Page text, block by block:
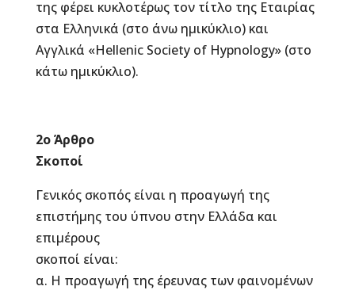
της φέρει κυκλοτέρως τον τίτλο της Εταιρίας
στα Ελληνικά (στο άνω ημικύκλιο) και
Αγγλικά «Hellenic Society of Hypnology» (στο
κάτω ημικύκλιο).
2ο Άρθρο
Σκοποί
Γενικός σκοπός είναι η προαγωγή της
επιστήμης του ύπνου στην Ελλάδα και
επιμέρους
σκοποί είναι:
α. Η προαγωγή της έρευνας των φαινομένων